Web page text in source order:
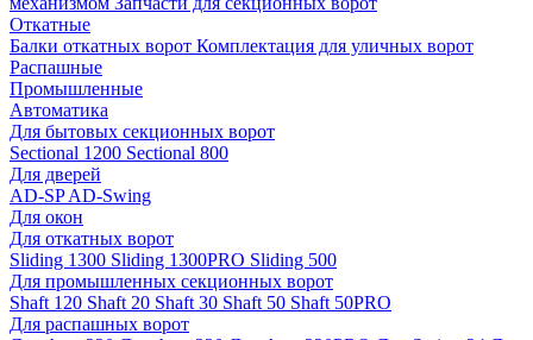
Откатные
Балки откатных ворот Комплектация для уличных ворот
Распашные
Промышленные
Автоматика
Для бытовых секционных ворот
Sectional 1200 Sectional 800
Для дверей
AD-SPAD-Swing
Для окон
Для откатных ворот
Sliding 1300 Sliding 1300PRO Sliding 500
Для промышленных секционных ворот
Shaft 120 Shaft 20 Shaft 30 Shaft 50 Shaft 50PRO
Для распашных ворот